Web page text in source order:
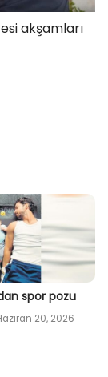
akşamları
spor pozu
20, 2026